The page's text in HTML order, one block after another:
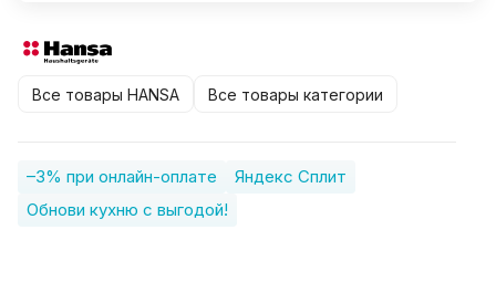
Все товары HANSA Все товары категории
–3% при онлайн-оплате
Яндекс Сплит
Обнови кухню с выгодой!